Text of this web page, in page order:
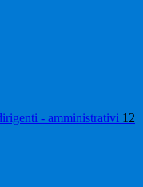
- amministrativi 12